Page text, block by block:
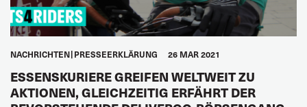
NACHRICHTEN PRESSEERKLÄRUNG 26 MAR 2021
ESSENSKURIERE GREIFEN WELTWEIT ZU
AKTIONEN, GLEICHZEITIG ERFÄHRT DER